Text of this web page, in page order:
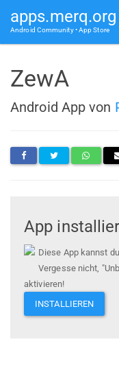
apps.merq.org
Android Community • App Store
ZewA
Android App von
App
Diese App kannst
Vergesse nicht,
aktivieren!
INSTALLIEREN